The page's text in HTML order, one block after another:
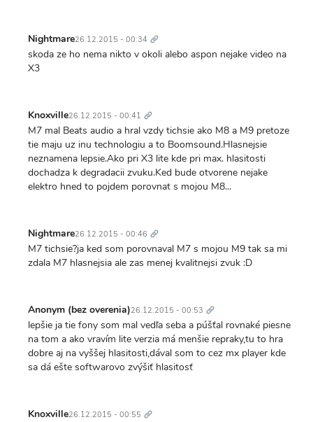
Nightmare26.12.2015 - 00:34 odkaz
skoda ze ho nema nikto v okoli alebo aspon nejake video na
X3
Knoxville26.12.2015 - 00:41 odkaz
M7 mal Beats audio a hral vzdy tichsie ako M8 a M9 pretoze
tie maju uz inu technologiu a to Boomsound.Hlasnejsie
neznamena lepsie.Ako pri X3 lite kde pri max. hlasitosti
dochadza k degradacii zvuku.Ked bude otvorene nejake
elektro hned to pojdem porovnat s mojou M8...
Nightmare26.12.2015 - 00:46 odkaz
M7 tichsie?ja ked som porovnaval M7 s mojou M9 tak sa mi
zdala M7 hlasnejsia ale zas menej kvalitnejsi zvuk :D
Anonym (bez overenia)26.12.2015 - 00:53 odkaz
lepšie ja tie fony som mal vedľa seba a púšťal rovnaké piesne
na tom a ako vravím lite verzia má menšie repraky,tu to hra
dobre aj na vyššej hlasitosti,dával som to cez mx player kde
sa dá ešte softwarovo zvýšiť hlasitosť
Knoxville26.12.2015 - 00:55 odkaz